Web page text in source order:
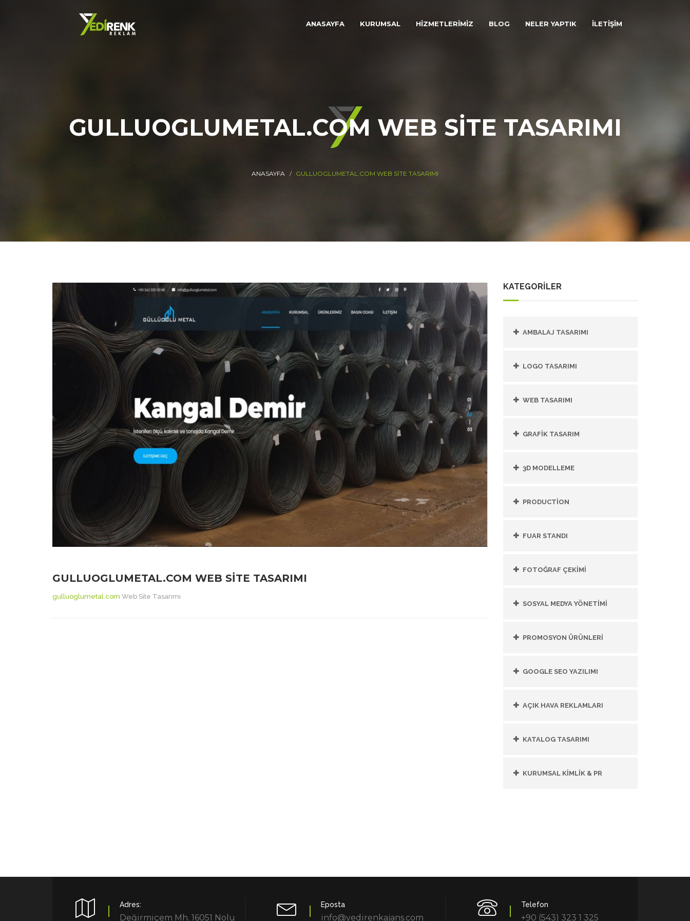
ANASAYFA KURUMSAL HİZMETLERİMİZ BLOG NELER YAPTIK İLETİŞİM
GULLUOGLUMETAL.COM WEB SITE TASARIMI
ANASAYFA GULLUOGLUMETAL.COM WEB SITE TASARIMI
GULLUOGLUMETAL.COM WEB SITE TASARIMI
gulluoglumetal.com Web Site Tasarımı
KATEGORİLER
AMBALAJ TASARIMI
LOGO TASARIMI
WEB TASARIMI
GRAFIK TASARIM
3D MODELLEME
PRODUCTİON
FUAR STANDI
FOTOĞRAF ÇEKİMİ
SOSYAL MEDYA YÖNETİMİ
PROMOSYON ÜRÜNLERİ
GOOGLE SEO YAZILIMI
AÇIK HAVA REKLAMLARI
KATALOG TASARIMI
KURUMSAL KİMLİK & PR
Adres:
Değirmiçem Mh. 16051 Nolu
Eposta
info@yedirenkajans.com
Telefon
+90 (543) 323 1 325